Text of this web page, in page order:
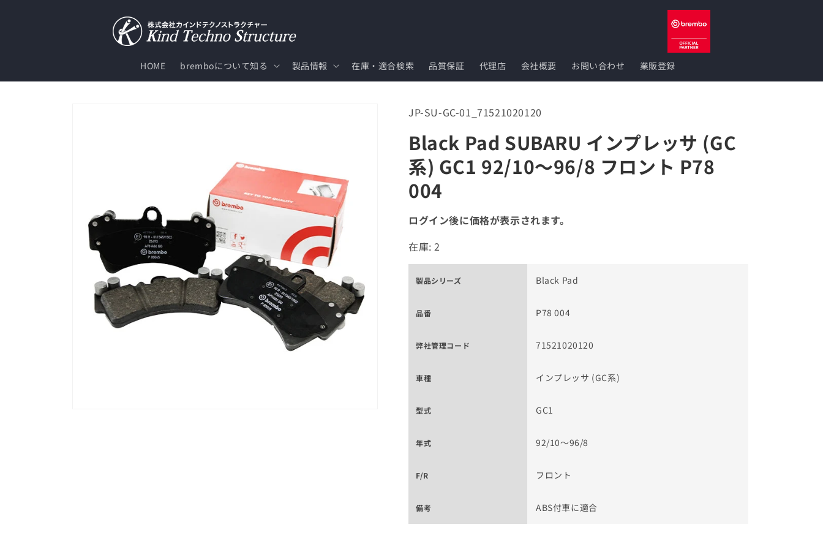
HOME bremboについて知る 製品情報 在庫・適合検索 品質保証 代理店 会社概要 お問い合わせ 業販登録
SKU:
JP-SU-GC-01_71521020120
Black Pad SUBARU インプレッサ (GC
系) GC1 92/10～96/8 フロント P78
004
ログイン後に価格が表示されます。
在庫: 2
製品シリーズ Black Pad
品番 P78 004
弊社管理コード 71521020120
車種 インプレッサ (GC系)
型式 GC1
年式 92/10～96/8
F/R フロント
備考 ABS付車に適合